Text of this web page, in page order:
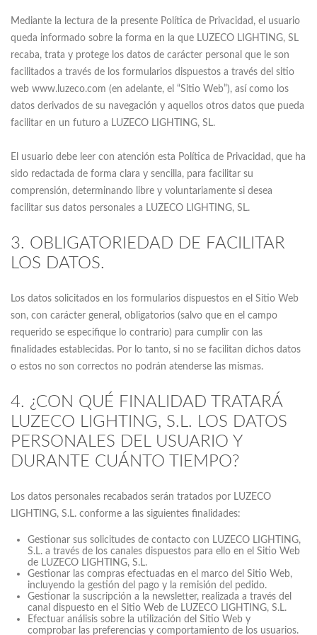
Mediante la lectura de la presente Política de Privacidad, el usuario
queda informado sobre la forma en la que LUZECO LIGHTING, SL
recaba, trata y protege los datos de carácter personal que le son
facilitados a través de los formularios dispuestos a través del sitio
web www.luzeco.com (en adelante, el “Sitio Web”), así como los
datos derivados de su navegación y aquellos otros datos que pueda
facilitar en un futuro a LUZECO LIGHTING, SL.
El usuario debe leer con atención esta Política de Privacidad, que ha
sido redactada de forma clara y sencilla, para facilitar su
comprensión, determinando libre y voluntariamente si desea
facilitar sus datos personales a LUZECO LIGHTING, SL.
3. OBLIGATORIEDAD DE FACILITAR
LOS DATOS.
Los datos solicitados en los formularios dispuestos en el Sitio Web
son, con carácter general, obligatorios (salvo que en el campo
requerido se especifique lo contrario) para cumplir con las
finalidades establecidas. Por lo tanto, si no se facilitan dichos datos
o estos no son correctos no podrán atenderse las mismas.
4. ¿CON QUÉ FINALIDAD TRATARÁ
LUZECO LIGHTING, S.L. LOS DATOS
PERSONALES DEL USUARIO Y
DURANTE CUÁNTO TIEMPO?
Los datos personales recabados serán tratados por LUZECO
LIGHTING, S.L. conforme a las siguientes finalidades:
Gestionar sus solicitudes de contacto con LUZECO LIGHTING,
S.L. a través de los canales dispuestos para ello en el Sitio Web
de LUZECO LIGHTING, S.L.
Gestionar las compras efectuadas en el marco del Sitio Web,
incluyendo la gestión del pago y la remisión del pedido.
Gestionar la suscripción a la newsletter, realizada a través del
canal dispuesto en el Sitio Web de LUZECO LIGHTING, S.L.
Efectuar análisis sobre la utilización del Sitio Web y
comprobar las preferencias y comportamiento de los usuarios.